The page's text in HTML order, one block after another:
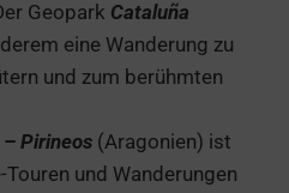
Geopark Cataluña
eine Wanderung zu
und zum berühmten
Pirineos (Aragonien) ist
und Wanderungen